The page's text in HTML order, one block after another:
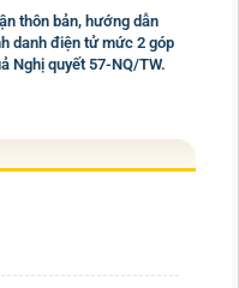
thôn bản, hướng dẫn
danh điện tử mức 2 góp
Nghị quyết 57-NQ/TW.